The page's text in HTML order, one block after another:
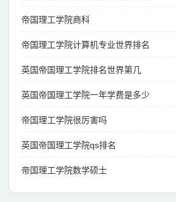
帝国理工学院商科
帝国理工学院计算机专业世界排名
英国帝国理工学院排名世界第几
英国帝国理工学院一年学费是多少
帝国理工学院很厉害吗
英国帝国理工学院qs排名
帝国理工学院数学硕士